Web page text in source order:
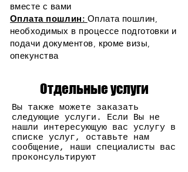
вместе с вами
Оплата пошлин: Оплата пошлин,
необходимых в процессе подготовки и
подачи документов, кроме визы,
опекунства
Отдельные услуги
Вы также можете заказать
следующие услуги. Если Вы не
нашли интересующую вас услугу в
списке услуг, оставьте нам
сообщение, наши специалисты вас
проконсультируют